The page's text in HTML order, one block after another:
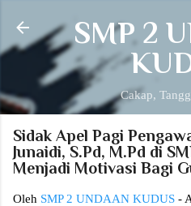
Langsung ke
SMP 2
Cakap,
Sidak Apel Pagi
Junaidi, S.Pd, M.Pd di
Menjadi Motivasi Bagi
Oleh SMP 2 UNDAAN KUDUS -